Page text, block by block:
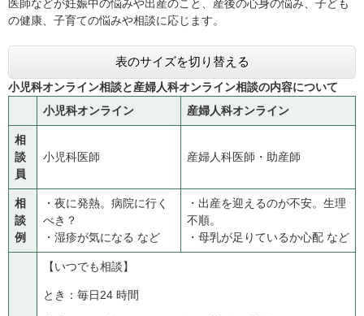
医師などが妊娠中の悩みや出産のこと、産後の心身の悩み、子ども
の健康、子育ての悩みや相談に応じます。
表のサイズを切り替える
小児科オンライン相談と産婦人科オンライン相談の内容について
小児科オンライン
産婦人科オンライン
相
談
員
小児科医師 産婦人科医師・助産師
相
談
例
・夜に発熱。病院に行く
べき？
・湿疹が気になる など
・出産を迎えるのが不安。生理
不順。
・母乳が足りているか心配 など
【いつでも相談】
とき：毎日24 時間